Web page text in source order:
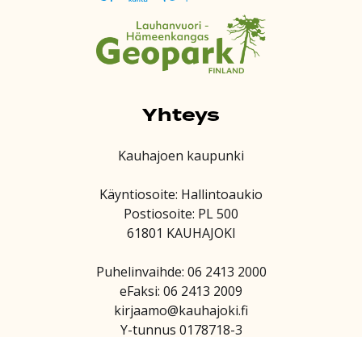
Yhteys
Kauhajoen kaupunki
Käyntiosoite: Hallintoaukio
Postiosoite: PL 500
61801 KAUHAJOKI
Puhelinvaihde: 06 2413 2000
eFaksi: 06 2413 2009
kirjaamo@kauhajoki.fi
Y-tunnus 0178718-3